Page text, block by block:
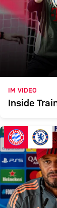
IM VIDEO
Inside